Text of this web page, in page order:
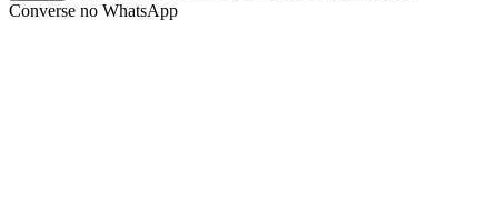
Converse no WhatsApp